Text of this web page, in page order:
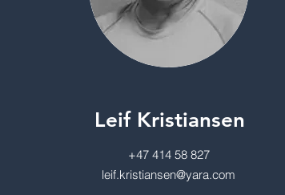
Leif Kristiansen
+47 414 58 827
leif.kristiansen@yara.com